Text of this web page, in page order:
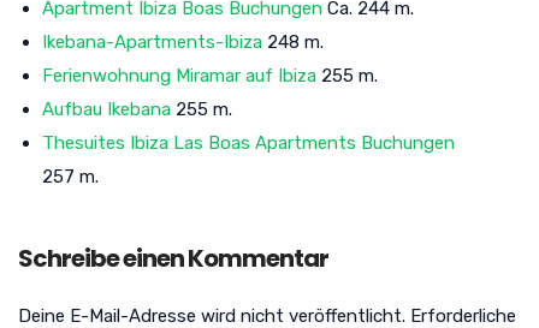
Apartment Ibiza Boas Buchungen Ca. 244 m.
Ikebana-Apartments-Ibiza 248 m.
Ferienwohnung Miramar auf Ibiza 255 m.
Aufbau Ikebana 255 m.
Thesuites Ibiza Las Boas Apartments Buchungen
257 m.
Schreibe einen Kommentar
Deine E-Mail-Adresse wird nicht veröffentlicht. Erforderliche